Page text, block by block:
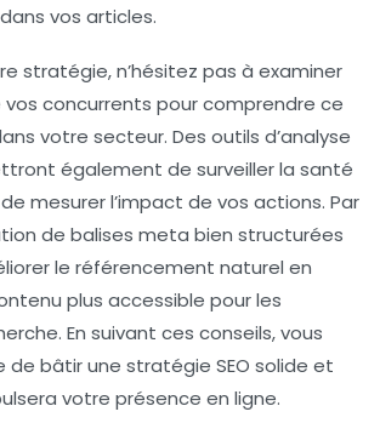
dans vos articles.
stratégie, n’hésitez pas à examiner
concurrents pour comprendre ce
votre secteur. Des outils d’analyse
également de surveiller la santé
mesurer l’impact de vos actions. Par
de balises meta bien structurées
le référencement naturel en
plus accessible pour les
En suivant ces conseils, vous
de bâtir une stratégie SEO solide et
votre présence en ligne.